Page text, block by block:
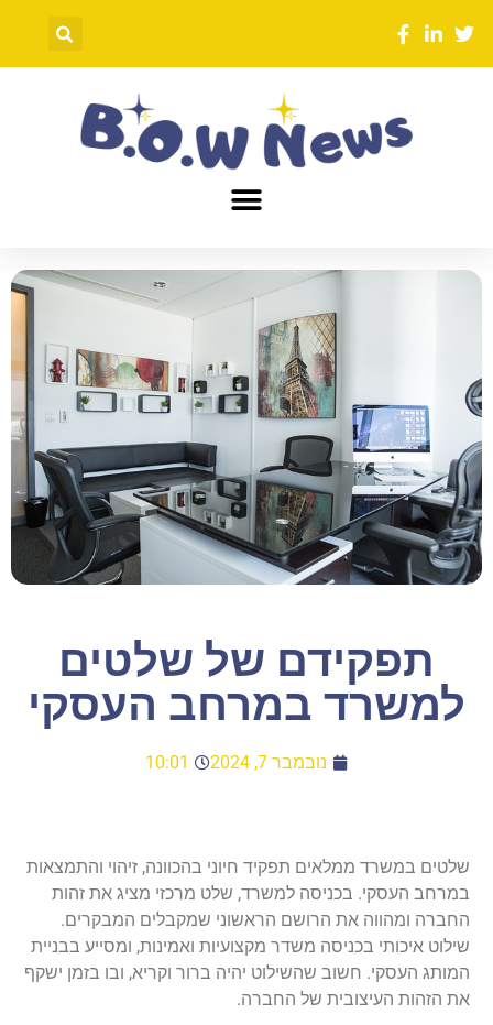
תפקידם של שלטים
למשרד במרחב העסקי
נובמבר 7, 2024 10:01
שלטים במשרד ממלאים תפקיד חיוני בהכוונה, זיהוי והתמצאות
במרחב העסקי. בכניסה למשרד, שלט מרכזי מציג את זהות
החברה ומהווה את הרושם הראשוני שמקבלים המבקרים.
שילוט איכותי בכניסה משדר מקצועיות ואמינות, ומסייע בבניית
המותג העסקי. חשוב שהשילוט יהיה ברור וקריא, ובו בזמן ישקף
את הזהות העיצובית של החברה.